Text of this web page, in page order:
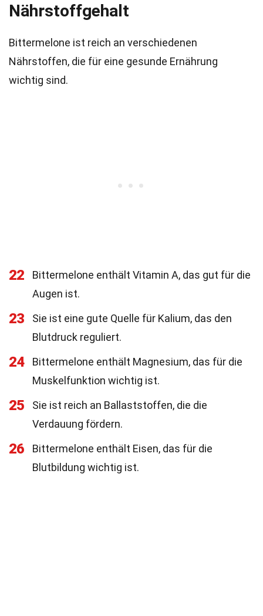
Nährstoffgehalt
Bittermelone ist reich an verschiedenen
Nährstoffen, die für eine gesunde Ernährung
wichtig sind.
22
Bittermelone enthält Vitamin A, das gut für die
Augen ist.
23
Sie ist eine gute Quelle für Kalium, das den
Blutdruck reguliert.
24
Bittermelone enthält Magnesium, das für die
Muskelfunktion wichtig ist.
25
Sie ist reich an Ballaststoffen, die die
Verdauung fördern.
26
Bittermelone enthält Eisen, das für die
Blutbildung wichtig ist.